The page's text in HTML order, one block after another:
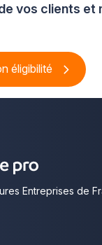
vos clients et
éligibilité
Entreprises de